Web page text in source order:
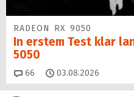
RADEON RX 9050
In erstem Test klar
5050
66 Kommentare
03.08.2026